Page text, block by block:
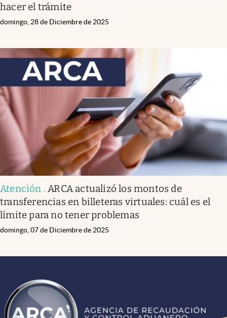
hacer el trámite
domingo, 28 de Diciembre de 2025
Atención .ARCA actualizó los montos de
transferencias en billeteras virtuales: cuál es el
límite para no tener problemas
domingo, 07 de Diciembre de 2025